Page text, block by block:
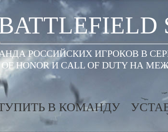
РОССИЙСКИХ ИГРОКОВ В
OF HONOR И CALL OF DUTY НА
В КОМАНДУ